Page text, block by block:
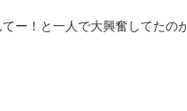
ー！と一人で大興奮してたの